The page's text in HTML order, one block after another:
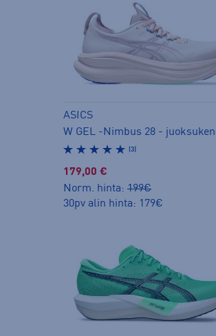
ASICS
W GEL -Nimbus 28 -
(3)
179,00 €
Norm. hinta: 199€
30pv alin hinta: 179€